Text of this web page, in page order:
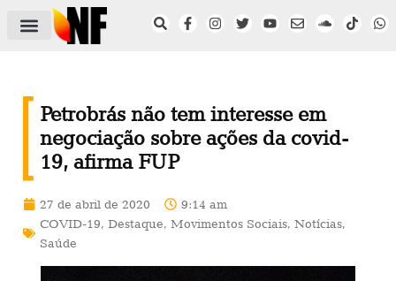
Petrobrás não tem interesse em
negociação sobre ações da covid-
19, afirma FUP
27 de abril de 2020
9:14 am
COVID-19, Destaque, Movimentos Sociais, Notícias,
Saúde